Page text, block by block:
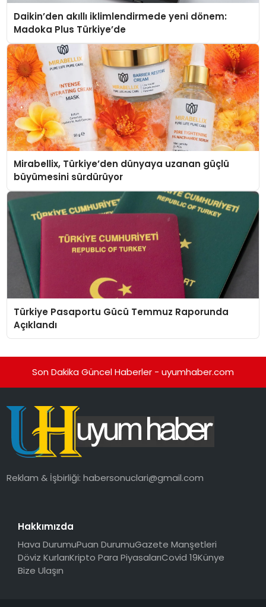
Daikin’den akıllı iklimlendirmede yeni dönem:
Madoka Plus Türkiye’de
Mirabellix, Türkiye’den dünyaya uzanan güçlü
büyümesini sürdürüyor
Türkiye Pasaportu Gücü Temmuz Raporunda
Açıklandı
Son Dakika Güncel Haberler - uyumhaber.com
Reklam & İşbirliği:habersonuclari@gmail.com
Hakkımızda
Hava DurumuPuan DurumuGazete Manşetleri
Döviz KurlarıKripto Para PiyasalarıCovid 19Künye
Bize Ulaşın